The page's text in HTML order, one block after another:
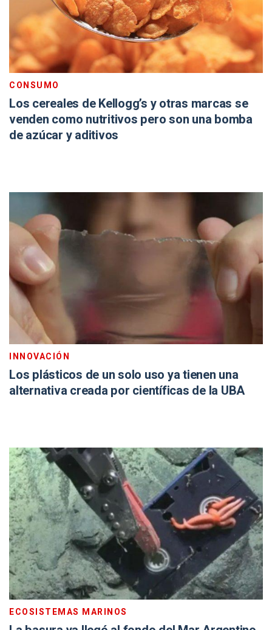
CONSUMO
Los cereales de Kellogg’s y otras marcas se
venden como nutritivos pero son una bomba
de azúcar y aditivos
INNOVACIÓN
Los plásticos de un solo uso ya tienen una
alternativa creada por científicas de la UBA
ECOSISTEMAS MARINOS